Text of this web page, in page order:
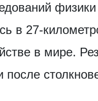
в 27-
в мире.